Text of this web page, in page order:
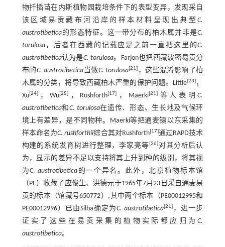
物扦插苗在内斯植物园栽培条件下的表型变异，发现采自
该区域易贡藏布河沿岸的样本材料呈现出典型C.
austrotibetica的形态特征。这一带分布的柏木属并非是C.
torulosa，后者在西藏的记载应是之前一直把这里的C.
austrotibetica认为是C. torulosa。Farjon也把西藏波密易贡分
布的C. austrotibetica当做C. torulosa[21] ，这些混淆影响了柏
木属的分类，将导致西藏柏木严重的保护问题。Little[23] ，
Xu[24]，Wu[25] ，Rushforth[17] ，Maerki[21]等人表明C.
austrotibetica和 C. torulosa在遗传、形态、生长地及气候环
境上有差异，是不同物种。Maerki等把通麦镇以东采集的
样本命名为C. rushforthii综合其对Rushforth[17]通过RAPD技术
构建的系统发育树进行整理，李家亮等[26]对其分析后认
为，显示的差异不足以支持将其上升到种的级别，将其视
为C. austrotibetica的一个异名。此外，北京植物标本馆
（PE）收藏了应俊生、洪德元于1965年7月23日采自通麦易
贡的标本（馆藏号650772）,其中两个标本（PE00012995和
PE00012996）已由Silba确定为C. austrotibetica[21] ，进一步
证实了这些在易贡采集的植物实际都应归为C.
austrotibetica。